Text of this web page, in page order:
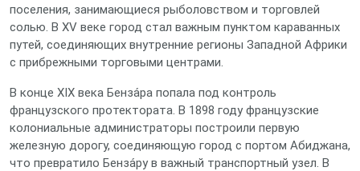
поселения, занимающиеся рыболовством и торговлей
солью. В XV веке город стал важным пунктом караванных
путей, соединяющих внутренние регионы Западной Африки
с прибрежными торговыми центрами.
В конце XIX века Бенза́ра попала под контроль
французского протектората. В 1898 году французские
колониальные администраторы построили первую
железную дорогу, соединяющую город с портом Абиджана,
что превратило Бенза́ру в важный транспортный узел. В